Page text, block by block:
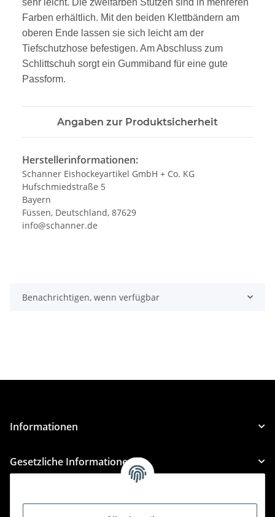
Farben erhältlich. Mit den beiden Klettbändern am
oberen Ende lassen sie sich leicht am der
Tiefschutzhose befestigen. Am Abschluss zum
Schlittschuh sorgt ein Gummiband für eine gute
Passform.
Angaben zur Produktsicherheit
Herstellerinformationen:
Schanner Eishockeyartikel GmbH + Co. KG
Hufschmiedstraße 5
Bayern
Füssen, Deutschland, 87629
info@schanner.de
Benachrichtigen, wenn verfügbar
Informationen
Gesetzliche Informationen